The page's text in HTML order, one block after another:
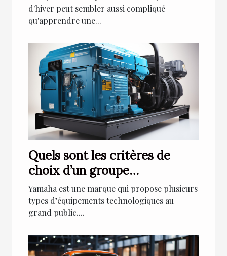
sur la neige
d'hiver peut sembler aussi compliqué
qu'apprendre une...
Quels sont les critères de
choix d’un groupe
électrogène Yamaha ?
Yamaha est une marque qui propose plusieurs
types d’équipements technologiques au
grand public....